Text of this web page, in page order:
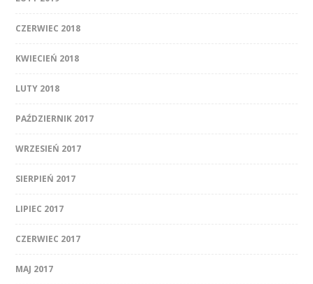
CZERWIEC 2018
KWIECIEŃ 2018
LUTY 2018
PAŹDZIERNIK 2017
WRZESIEŃ 2017
SIERPIEŃ 2017
LIPIEC 2017
CZERWIEC 2017
MAJ 2017